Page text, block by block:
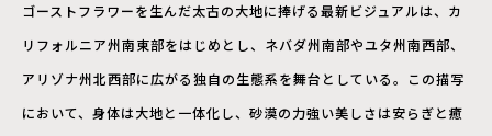
ゴーストフラワーを生んだ太古の大地に捧げる最新ビジュアルは、カ
リフォルニア州南東部をはじめとし、ネバダ州南部やユタ州南西部、
アリゾナ州北西部に広がる独自の生態系を舞台としている。この描写
において、身体は大地と一体化し、砂漠の力強い美しさは安らぎと癒